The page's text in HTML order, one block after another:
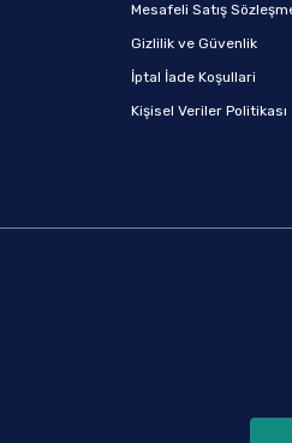
Mesafeli Satış
Gizlilik ve Güvenlik
İptal İade Koşullari
Kişisel Veriler Politikası